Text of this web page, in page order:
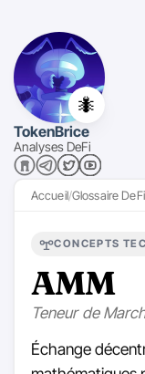
🐜
TokenBrice
Analyses DeFi
Accueil Glossaire DeFi
CONCEPTS
AMM
Teneur de
Échange